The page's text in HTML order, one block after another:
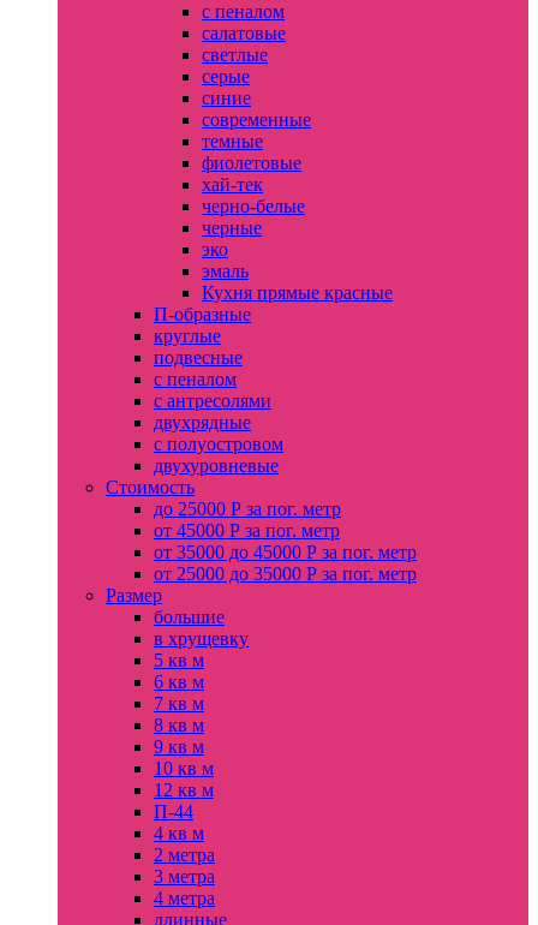
с пеналом
салатовые
светлые
серые
синие
современные
темные
фиолетовые
хай-тек
черно-белые
черные
эко
эмаль
Кухня прямые красные
П-образные
круглые
подвесные
с пеналом
с антресолями
двухрядные
с полуостровом
двухуровневые
Стоимость
до 25000 Р за пог. метр
от 45000 Р за пог. метр
от 35000 до 45000 Р за пог. метр
от 25000 до 35000 Р за пог. метр
Размер
большие
в хрущевку
5 кв м
6 кв м
7 кв м
8 кв м
9 кв м
10 кв м
12 кв м
П-44
4 кв м
2 метра
3 метра
4 метра
длинные